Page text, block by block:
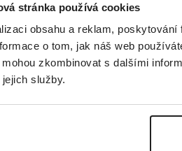
stránka používá cookies
obsahu a reklam,
o tom, jak náš web
mohou zkombinovat s dalšími
služby.